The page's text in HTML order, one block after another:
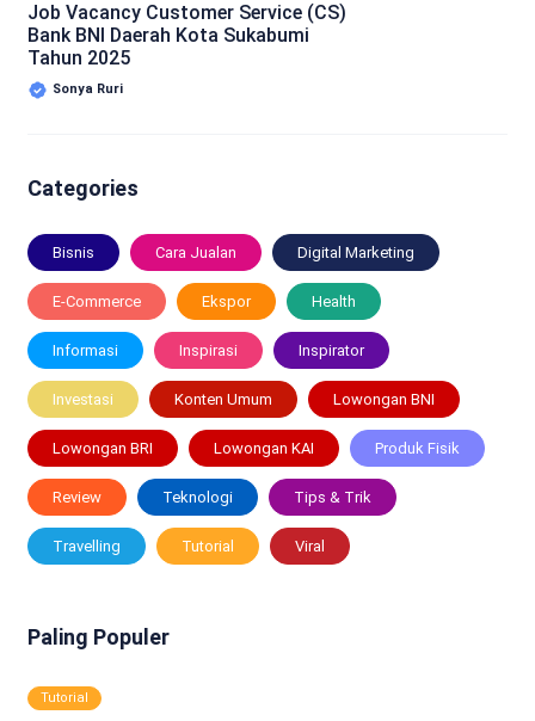
Job Vacancy Customer Service (CS)
Bank BNI Daerah Kota Sukabumi
Tahun 2025
Sonya Ruri
Categories
Bisnis Cara Jualan Digital Marketing
E-Commerce Ekspor Health
Informasi Inspirasi Inspirator
Investasi Konten Umum Lowongan BNI
Lowongan BRI Lowongan KAI Produk Fisik
Review Teknologi Tips & Trik
Travelling Tutorial Viral
Paling Populer
Tutorial